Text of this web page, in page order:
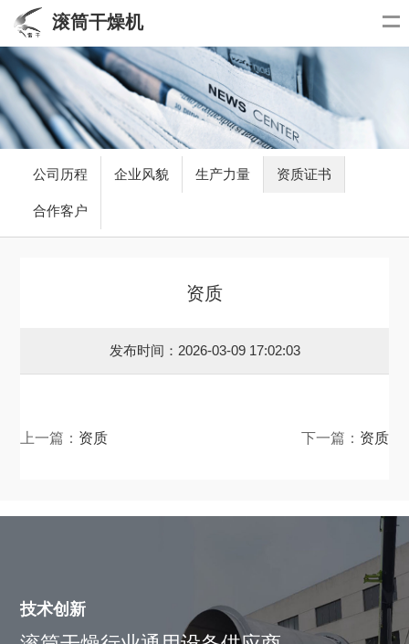
滚筒干燥机
公司历程 企业风貌 生产力量 资质证书
合作客户
资质
发布时间：2026-03-09 17:02:03
上一篇： 资质 下一篇： 资质
技术创新